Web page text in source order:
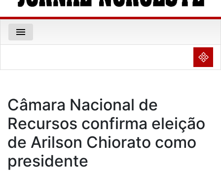
menu
NULL
Câmara Nacional de
Recursos confirma eleição
de Arilson Chiorato como
presidente